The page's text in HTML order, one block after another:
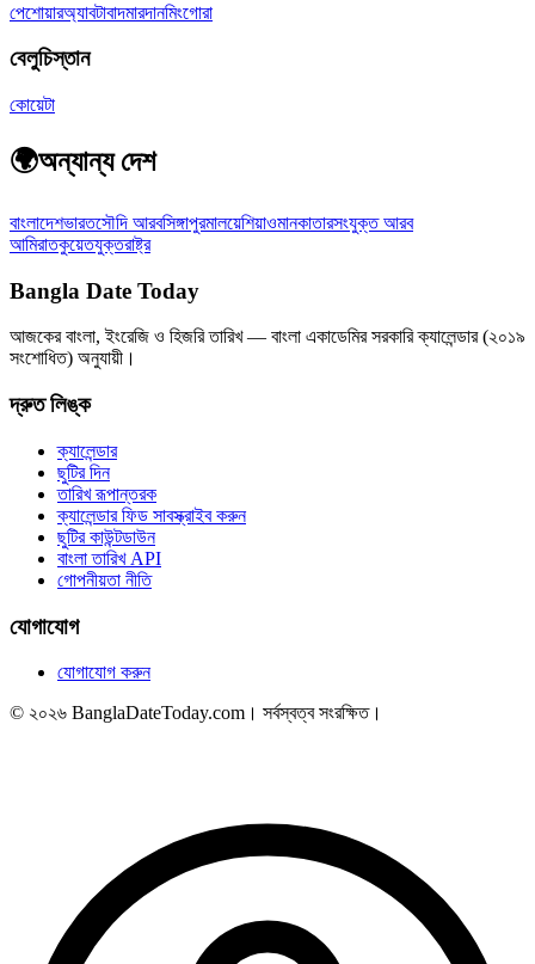
পেশোয়ারঅ্যাবটাবাদমারদানমিংগোরা
বেলুচিস্তান
কোয়েটা
🌍অন্যান্য দেশ
বাংলাদেশভারতসৌদি আরবসিঙ্গাপুরমালয়েশিয়াওমানকাতারসংযুক্ত আরব
আমিরাতকুয়েতযুক্তরাষ্ট্র
Bangla Date Today
আজকের বাংলা, ইংরেজি ও হিজরি তারিখ — বাংলা একাডেমির সরকারি ক্যালেন্ডার (২০১৯
সংশোধিত) অনুযায়ী।
দ্রুত লিঙ্ক
ক্যালেন্ডার
ছুটির দিন
তারিখ রূপান্তরক
ক্যালেন্ডার ফিড সাবস্ক্রাইব করুন
ছুটির কাউন্টডাউন
বাংলা তারিখ API
গোপনীয়তা নীতি
যোগাযোগ
যোগাযোগ করুন
© ২০২৬ BanglaDateToday.com। সর্বস্বত্ব সংরক্ষিত।